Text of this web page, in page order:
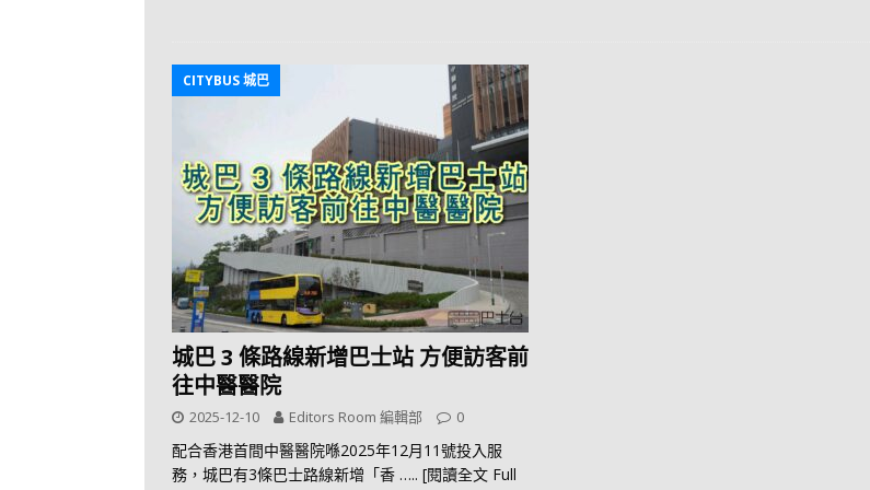
CITYBUS 城巴
城巴 3 條路線新增巴士站 方便訪客前
往中醫醫院
2025-12-10 Editors Room 編輯部 0
配合香港首間中醫醫院喺2025年12月11號投入服
務，城巴有3條巴士路線新增「香 ….. [閱讀全文 Full